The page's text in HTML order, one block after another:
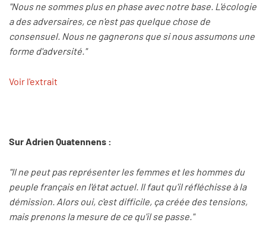
"Nous ne sommes plus en phase avec notre base. L'écologie
a des adversaires, ce n'est pas quelque chose de
consensuel. Nous ne gagnerons que si nous assumons une
forme d'adversité."
Voir l'extrait
Sur Adrien Quatennens :
"Il ne peut pas représenter les femmes et les hommes du
peuple français en l'état actuel. Il faut qu'il réfléchisse à la
démission. Alors oui, c'est difficile, ça créée des tensions,
mais prenons la mesure de ce qu'il se passe."